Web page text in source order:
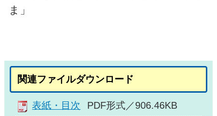
ま」
関連ファイルダウンロード
表紙・目次 PDF形式／906.46KB